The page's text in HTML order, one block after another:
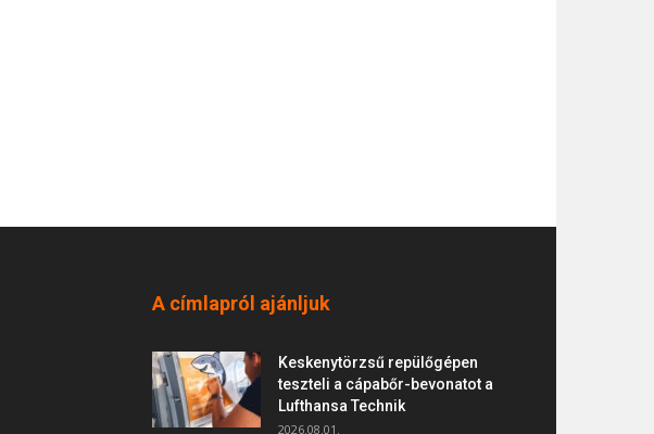
A címlapról ajánljuk
Keskenytörzsű repülőgépen
teszteli a cápabőr-bevonatot a
Lufthansa Technik
2026.08.01.